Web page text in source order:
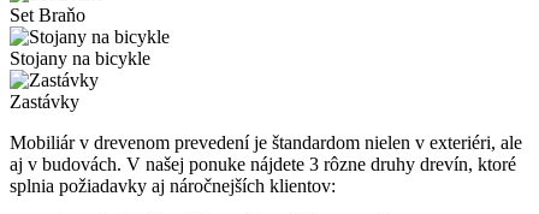
Set Braňo
Stojany na bicykle
Zastávky
Mobiliár v drevenom prevedení je štandardom nielen v exteriéri, ale
aj v budovách. V našej ponuke nájdete 3 rôzne druhy drevín, ktoré
splnia požiadavky aj náročnejších klientov: